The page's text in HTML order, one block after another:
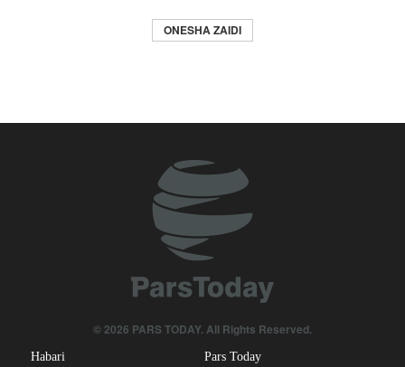
ONESHA ZAIDI
© 2026 PARS TODAY. All Rights Reserved.
Habari Pars Today